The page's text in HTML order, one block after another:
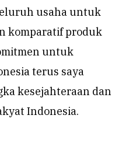
usaha untuk
komparatif produk
untuk
terus saya
kesejahteraan dan
Indonesia.